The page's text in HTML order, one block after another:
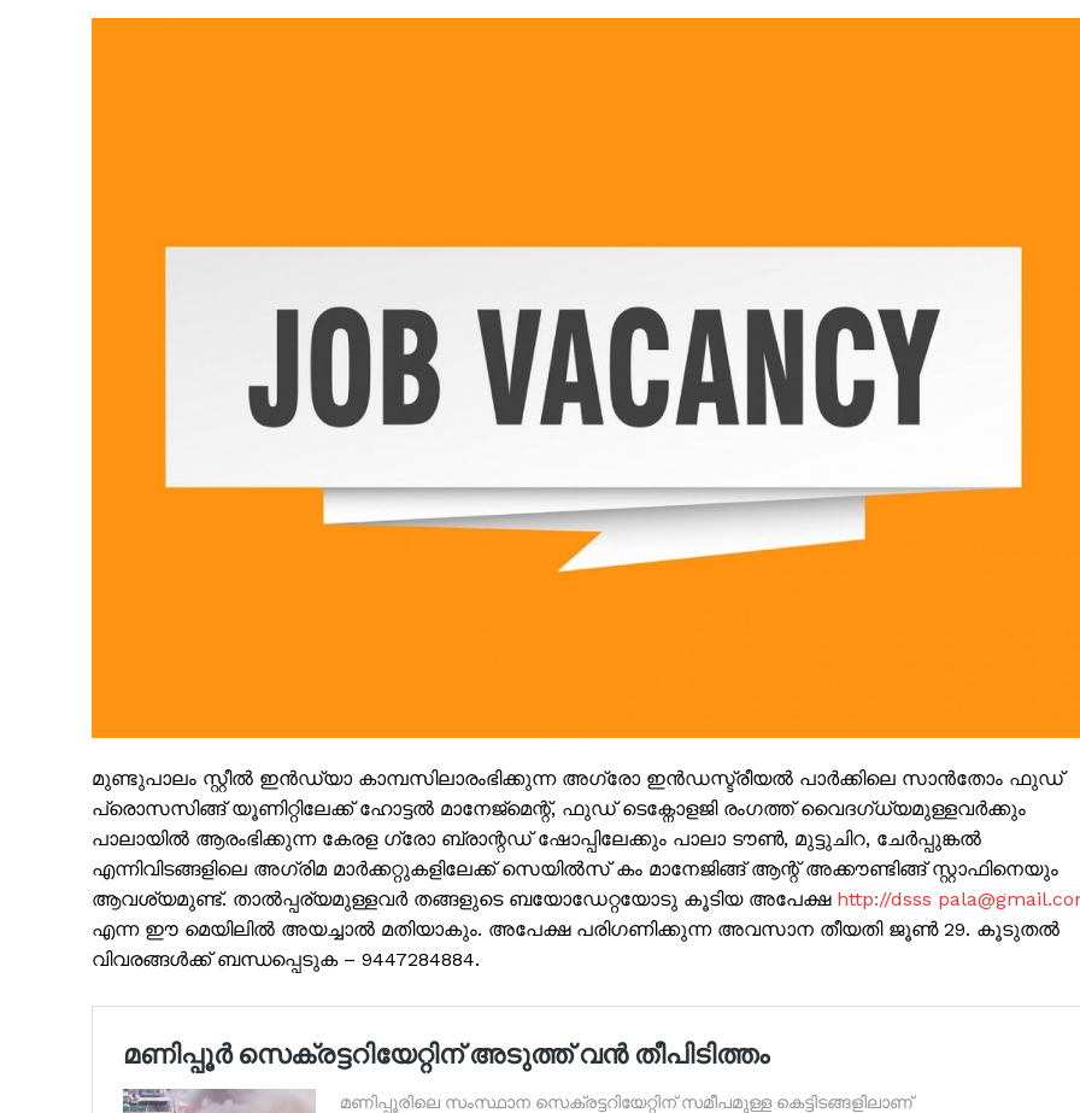
SUBSCRIBE NOW
PALA VISION
മുണ്ടുപാലം സ്റ്റീൽ ഇൻഡ്യാ കാമ്പസിലാരംഭിക്കുന്ന അഗ്രോ ഇൻഡസ്ട്രീയൽ പാർക്കിലെ സാൻതോം ഫുഡ്
പ്രൊസസിങ്ങ് യൂണിറ്റിലേക്ക് ഹോട്ടൽ മാനേജ്മെന്റ്, ഫുഡ് ടെക്നോളജി രംഗത്ത് വൈദഗ്‌ധ്യമുള്ളവർക്കും
പാലായിൽ ആരംഭിക്കുന്ന കേരള ഗ്രോ ബ്രാന്റഡ് ഷോപ്പിലേക്കും പാലാ ടൗൺ, മുട്ടുചിറ, ചേർപ്പുങ്കൽ
എന്നിവിടങ്ങളിലെ അഗ്രിമ മാർക്കറ്റുകളിലേക്ക് സെയിൽസ് കം മാനേജിങ്ങ് ആന്റ് അക്കൗണ്ടിങ്ങ് സ്റ്റാഫിനെയും
ആവശ്യമുണ്ട്. താൽപ്പര്യമുള്ളവർ തങ്ങളുടെ ബയോഡേറ്റയോടു കൂടിയ അപേക്ഷ http://dsss
എന്ന ഈ മെയിലിൽ അയച്ചാൽ മതിയാകും. അപേക്ഷ പരിഗണിക്കുന്ന അവസാന തീയതി ജൂൺ 29. കൂടുതൽ
വിവരങ്ങൾക്ക് ബന്ധപ്പെടുക – 9447284884.